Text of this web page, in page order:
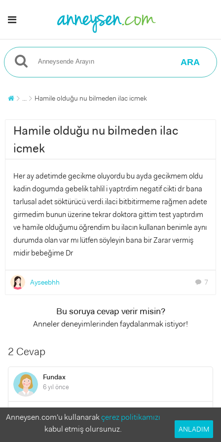
ARA
... Hamile olduğu nu bilmeden ilac icmek
Hamile olduğu nu bilmeden ilac
icmek
Her ay adetimde gecikme oluyordu bu ayda gecikmem oldu
kadin dogumda gebelik tahlil i yaptrdim negatif cikti dr bana
tarlusal adet söktürücü verdi.ilaci bitbitirmeme rağmen adete
girmedim bunun üzerine tekrar doktora gittim test yaptırdım
ve hamile olduğumu öğrendim bu ilacın kullanan benimle aynı
durumda olan var mı lütfen söyleyin bana bir Zarar vermiş
midir bebeğime Dr
Ayseebhh chat 7
Bu soruya cevap verir misin?
Anneler deneyimlerinden faydalanmak istiyor!
2 Cevap
Fundax
6 yıl önce
Merak etmeyin hicbisey olmaz,hamile oldugumu anlamayip
alkolun dibine vurmus biri olarak soyluyorum bunu:)bebek
Anneysen.com'u kullanarakçerez politikamızı
kabul etmiş olursunuz.
ANLADIM